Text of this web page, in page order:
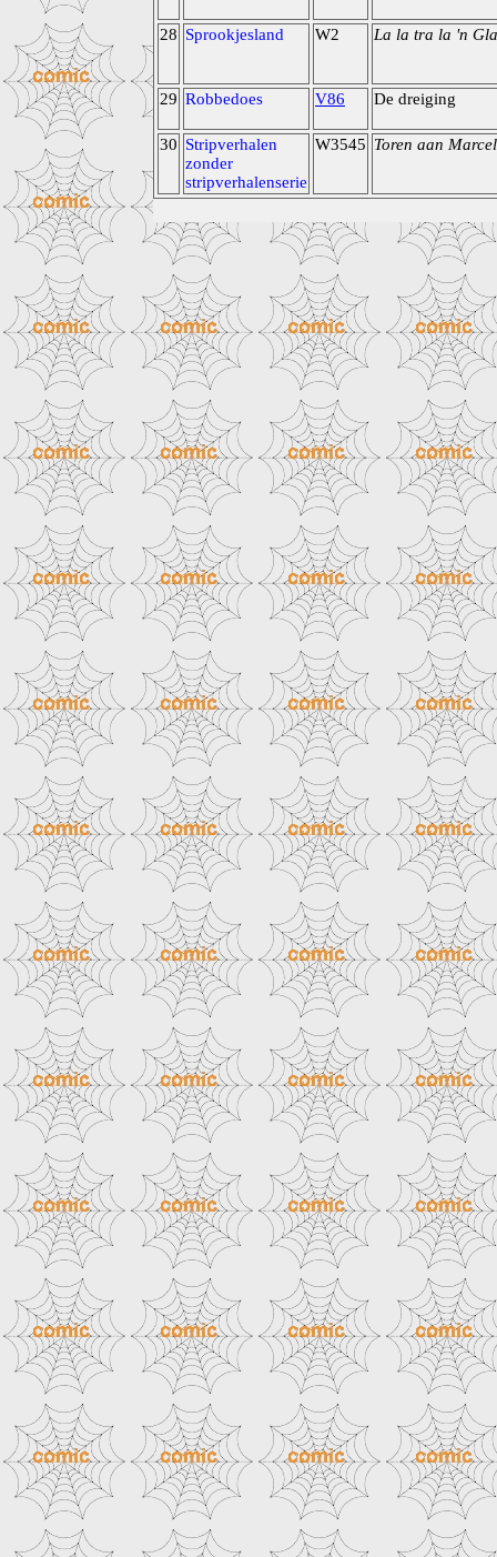
28 Sprookjesland W2 La la tra la 'n
29 Robbedoes V86 De dreiging
30 Stripverhalen
zonder
stripverhalenserie
W3545 Toren aan